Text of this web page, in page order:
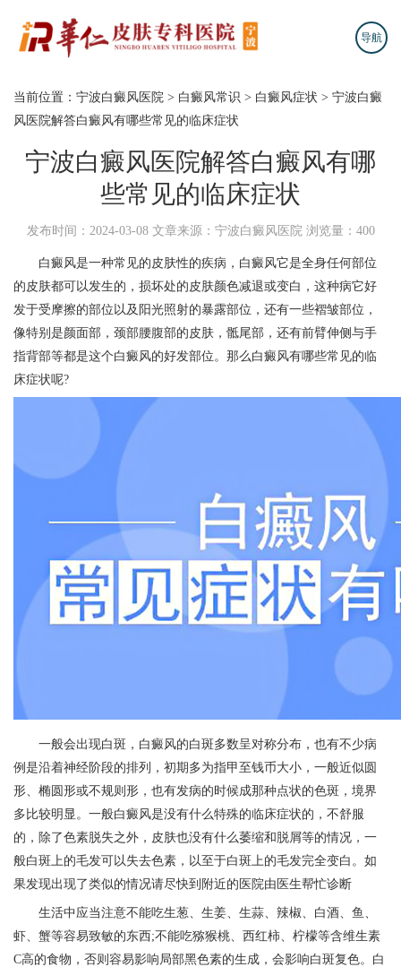
导航
当前位置： 宁波白癜风医院 > 白癜风常识 > 白癜风症状 > 宁波白癜
风医院解答白癜风有哪些常见的临床症状
宁波白癜风医院解答白癜风有哪
些常见的临床症状
发布时间：2024-03-08 文章来源：宁波白癜风医院 浏览量：400
白癜风是一种常见的皮肤性的疾病，白癜风它是全身任何部位
的皮肤都可以发生的，损坏处的皮肤颜色减退或变白，这种病它好
发于受摩擦的部位以及阳光照射的暴露部位，还有一些褶皱部位，
像特别是颜面部，颈部腰腹部的皮肤，骶尾部，还有前臂伸侧与手
指背部等都是这个白癜风的好发部位。那么白癜风有哪些常见的临
床症状呢?
一般会出现白斑，白癜风的白斑多数呈对称分布，也有不少病
例是沿着神经阶段的排列，初期多为指甲至钱币大小，一般近似圆
形、椭圆形或不规则形，也有发病的时候成那种点状的色斑，境界
多比较明显。一般白癜风是没有什么特殊的临床症状的，不舒服
的，除了色素脱失之外，皮肤也没有什么萎缩和脱屑等的情况，一
般白斑上的毛发可以失去色素，以至于白斑上的毛发完全变白。如
果发现出现了类似的情况请尽快到附近的医院由医生帮忙诊断
生活中应当注意不能吃生葱、生姜、生蒜、辣椒、白酒、鱼、
虾、蟹等容易致敏的东西;不能吃猕猴桃、西红柿、柠檬等含维生素
C高的食物，否则容易影响局部黑色素的生成，会影响白斑复色。白